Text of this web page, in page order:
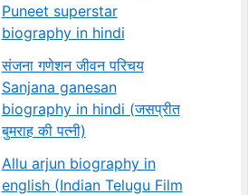
Puneet superstar
biography in hindi
संजना गणेशन जीवन परिचय
Sanjana ganesan
biography in hindi (जसप्रीत
बुमराह की पत्नी)
Allu arjun biography in
english (Indian Telugu Film